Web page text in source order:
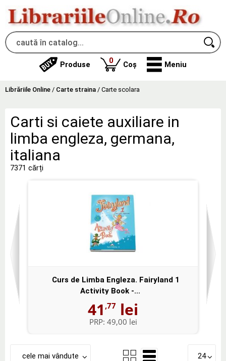
Produse 0produse
Coș Meniu
Librăriile Online / Carte straina / Carte scolara
Carti si caiete auxiliare in
limba engleza, germana,
italiana
7371 cărți
Curs de Limba Engleza. Fairyland 1
Activity Book -...
41 ,77 lei
PRP: 49,00 lei
cele mai vândute 24